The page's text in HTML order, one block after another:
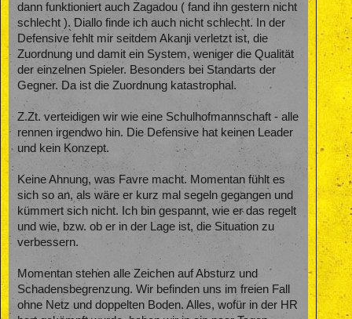
dann funktioniert auch Zagadou ( fand ihn gestern nicht
schlecht ). Diallo finde ich auch nicht schlecht. In der
Defensive fehlt mir seitdem Akanji verletzt ist, die
Zuordnung und damit ein System, weniger die Qualität
der einzelnen Spieler. Besonders bei Standarts der
Gegner. Da ist die Zuordnung katastrophal.
Z.Zt. verteidigen wir wie eine Schulhofmannschaft - alle
rennen irgendwo hin. Die Defensive hat keinen Leader
und kein Konzept.
Keine Ahnung, was Favre macht. Momentan fühlt es
sich so an, als wäre er kurz mal segeln gegangen und
kümmert sich nicht. Ich bin gespannt, wie er das regelt
und wie, bzw. ob er in der Lage ist, die Situation zu
verbessern.
Momentan stehen alle Zeichen auf Absturz und
Schadensbegrenzung. Wir befinden uns im freien Fall
ohne Netz und doppelten Boden. Alles, wofür in der HR